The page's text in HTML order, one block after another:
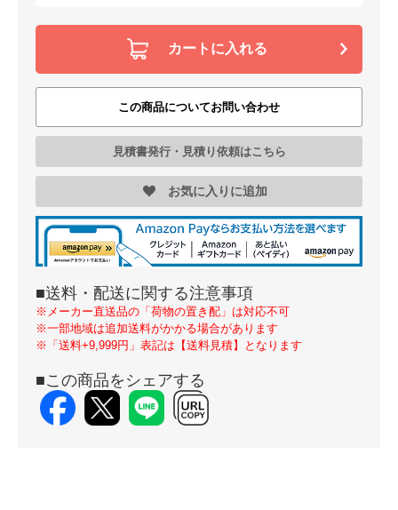
カートに入れる
この商品についてお問い合わせ
見積書発行・見積り依頼はこちら
お気に入りに追加
■送料・配送に関する注意事項
※メーカー直送品の「荷物の置き配」は対応不可
※一部地域は追加送料がかかる場合があります
※「送料+9,999円」表記は【送料見積】となります
■この商品をシェアする